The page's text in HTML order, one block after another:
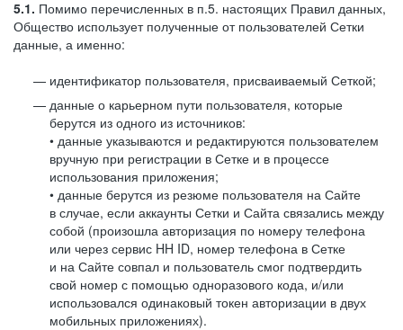
5.1. Помимо перечисленных в п.5. настоящих Правил данных,
Общество использует полученные от пользователей Сетки
данные, а именно:
идентификатор пользователя, присваиваемый Сеткой;
данные о карьерном пути пользователя, которые
берутся из одного из источников:
• данные указываются и редактируются пользователем
вручную при регистрации в Сетке и в процессе
использования приложения;
• данные берутся из резюме пользователя на Сайте
в случае, если аккаунты Сетки и Сайта связались между
собой (произошла авторизация по номеру телефона
или через сервис HH ID, номер телефона в Сетке
и на Сайте совпал и пользователь смог подтвердить
свой номер с помощью одноразового кода, и/или
использовался одинаковый токен авторизации в двух
мобильных приложениях).